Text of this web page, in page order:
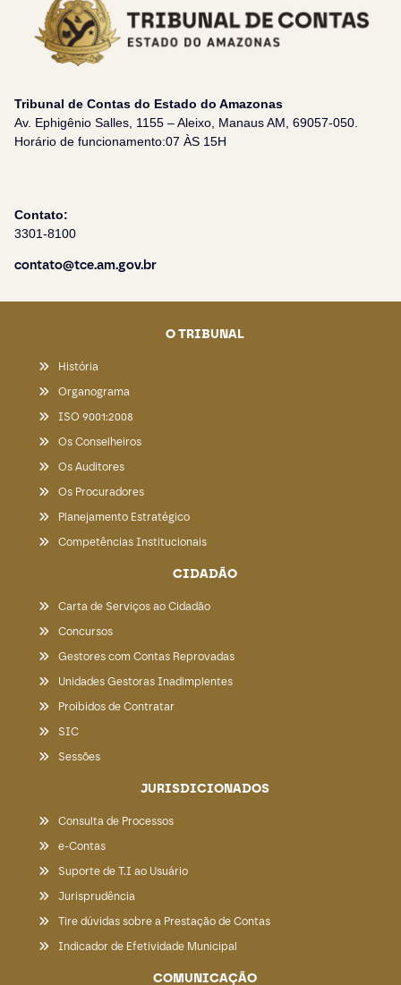
Tribunal de Contas do Estado do Amazonas
Av. Ephigênio Salles, 1155 – Aleixo, Manaus AM, 69057-050.
Horário de funcionamento:07 ÀS 15H
Contato:
3301-8100
contato@tce.am.gov.br
O TRIBUNAL
História
Organograma
ISO 9001:2008
Os Conselheiros
Os Auditores
Os Procuradores
Planejamento Estratégico
Competências Institucionais
CIDADÃO
Carta de Serviços ao Cidadão
Concursos
Gestores com Contas Reprovadas
Unidades Gestoras Inadimplentes
Proibidos de Contratar
SIC
Sessões
JURISDICIONADOS
Consulta de Processos
e-Contas
Suporte de T.I ao Usuário
Jurisprudência
Tire dúvidas sobre a Prestação de Contas
Indicador de Efetividade Municipal
COMUNICAÇÃO